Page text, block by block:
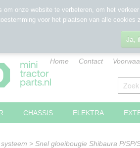
Home Contact
CHASSIS ELEKTRA
> Snel gloeibougie Shibaura P/SP/
onze website te verbeteren, om het
voor het plaatsen van alle
Ja,